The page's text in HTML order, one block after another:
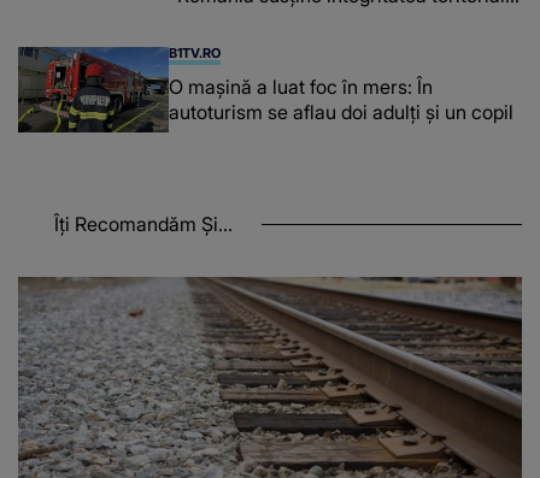
B1TV.RO
O maşină a luat foc în mers: În
autoturism se aflau doi adulți și un copil
Îți Recomandăm Și...